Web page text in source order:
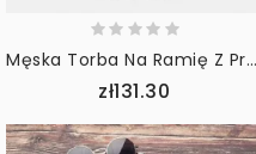
Męska Torba Na Ramię Z Prawdziwej Skóry Na Co Dzień Z Wytłoczonym Wzorem Odporna Na Zużycie Torba Na Klatkę Piersiową
zł131.30